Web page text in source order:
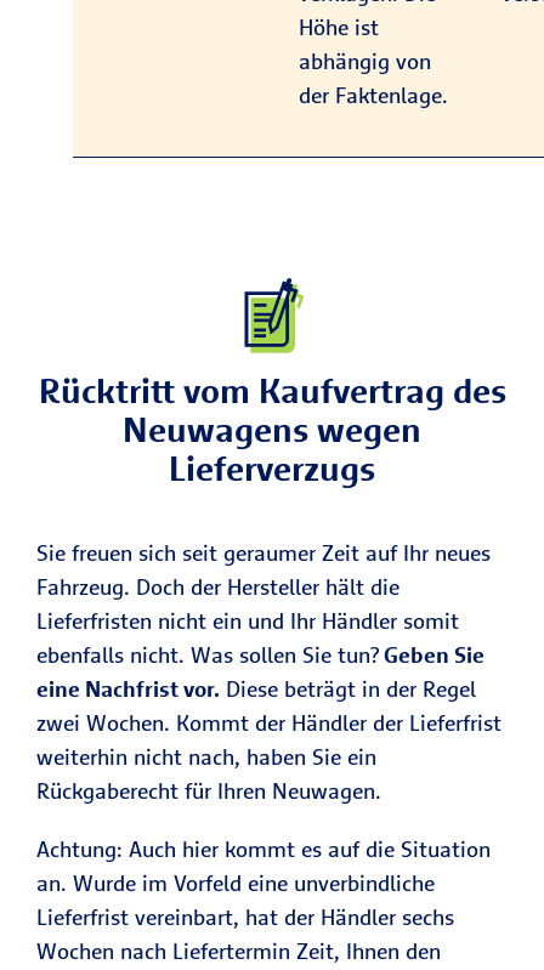
Höhe ist
abhängig von
der Faktenlage.
Rücktritt vom Kaufvertrag des
Neuwagens wegen
Lieferverzugs
Sie freuen sich seit geraumer Zeit auf Ihr neues
Fahrzeug. Doch der Hersteller hält die
Lieferfristen nicht ein und Ihr Händler somit
ebenfalls nicht. Was sollen Sie tun?Geben Sie
eine Nachfrist vor. Diese beträgt in der Regel
zwei Wochen. Kommt der Händler der Lieferfrist
weiterhin nicht nach, haben Sie ein
Rückgaberecht für Ihren Neuwagen.
Achtung: Auch hier kommt es auf die Situation
an. Wurde im Vorfeld eine unverbindliche
Lieferfrist vereinbart, hat der Händler sechs
Wochen nach Liefertermin Zeit, Ihnen den